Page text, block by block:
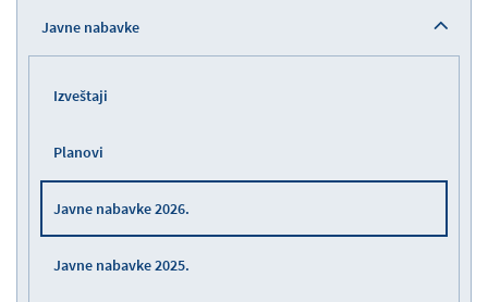
Javne nabavke
Izveštaji
Planovi
Javne nabavke 2026.
Javne nabavke 2025.